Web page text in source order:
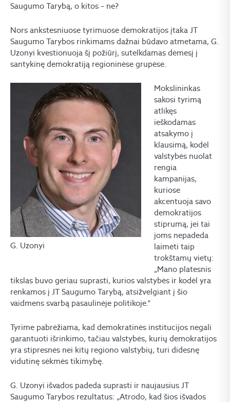
Saugumo Tarybą, o kitos – ne?
Nors ankstesniuose tyrimuose demokratijos įtaka JT
Saugumo Tarybos rinkimams dažnai būdavo atmetama, G.
Uzonyi kvestionuoja šį požiūrį, sutelkdamas dėmesį į
santykinę demokratiją regioninėse grupėse.
G. Uzonyi
Mokslininkas
sakosi tyrimą
atlikęs
ieškodamas
atsakymo į
klausimą, kodėl
valstybės nuolat
rengia
kampanijas,
kuriose
akcentuoja savo
demokratijos
stiprumą, jei tai
joms nepadeda
laimėti taip
trokštamų vietų:
„Mano platesnis
tikslas buvo geriau suprasti, kurios valstybės ir kodėl yra
renkamos į JT Saugumo Tarybą, atsižvelgiant į šio
vaidmens svarbą pasaulinėje politikoje.“
Tyrime pabrėžiama, kad demokratinės institucijos negali
garantuoti išrinkimo, tačiau valstybės, kurių demokratijos
yra stipresnės nei kitų regiono valstybių, turi didesnę
vidutinę sėkmės tikimybę.
G. Uzonyi išvados padeda suprasti ir naujausius JT
Saugumo Tarybos rezultatus: „Atrodo, kad šios išvados